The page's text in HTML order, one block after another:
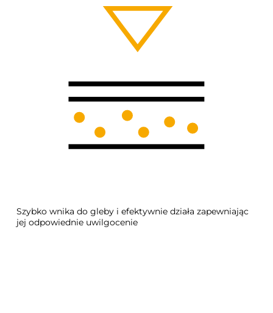
Szybko wnika do gleby i efektywnie działa zapewniając
jej odpowiednie uwilgocenie